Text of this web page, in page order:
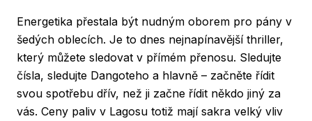
Energetika přestala být nudným oborem pro pány v
šedých oblecích. Je to dnes nejnapínavější thriller,
který můžete sledovat v přímém přenosu. Sledujte
čísla, sledujte Dangoteho a hlavně – začněte řídit
svou spotřebu dřív, než ji začne řídit někdo jiný za
vás. Ceny paliv v Lagosu totiž mají sakra velký vliv